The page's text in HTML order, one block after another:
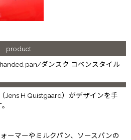
product
pan/ダンスク コベンスタイル
Jens H Quistgaard）がデザインを手
ーマーやミルクパン、ソースパンの